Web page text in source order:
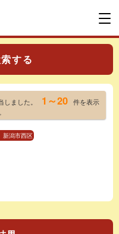
する
ました。 1～20 件を表示
新潟市西区